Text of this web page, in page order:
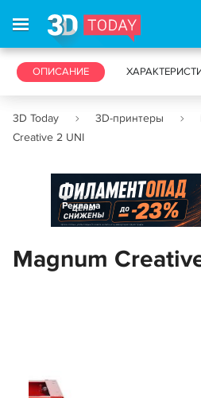
3D-ПРИНТЕРЫ 3D-
ОПИСАНИЕ
3D Today 3D-принтеры
Creative 2 UNI
Реклама
Magnum